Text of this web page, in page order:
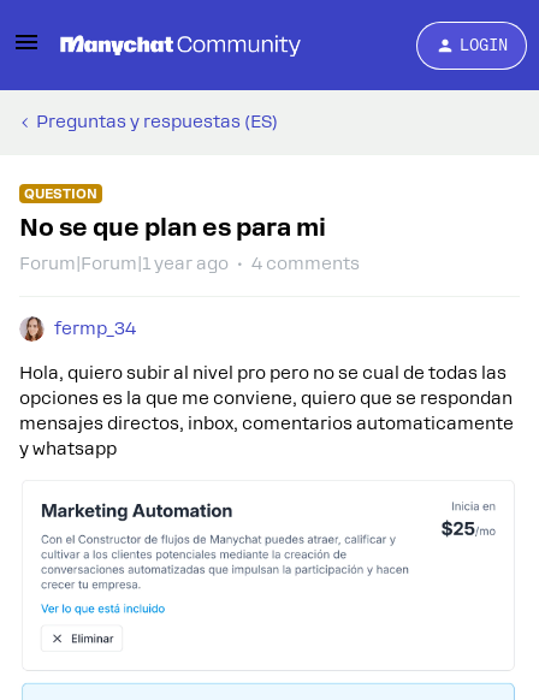
LOGIN
Preguntas y respuestas (ES)
QUESTION
No se que plan es para mi
Forum|Forum|1 year ago 4 comments
fermp_34
Hola, quiero subir al nivel pro pero no se cual de todas las
opciones es la que me conviene, quiero que se respondan
mensajes directos, inbox, comentarios automaticamente
y whatsapp